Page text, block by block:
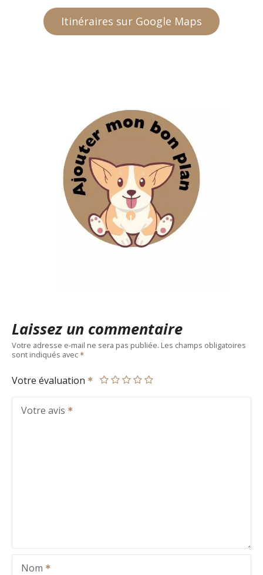
Itinéraires sur Google Maps
Laissez un commentaire
Votre adresse e-mail ne sera pas publiée. Les champs obligatoires
sont indiqués avec
Votre évaluation
Votre avis
Nom